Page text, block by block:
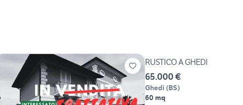
RUSTICO A GHEDI
65.000 €
Ghedi (BS)
60 mq